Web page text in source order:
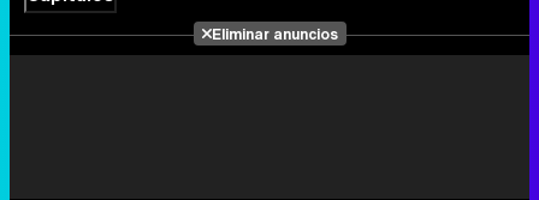
Eliminar anuncios